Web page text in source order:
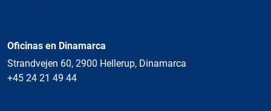
Oficinas en Dinamarca
Strandvejen 60, 2900 Hellerup, Dinamarca
+45 24 21 49 44